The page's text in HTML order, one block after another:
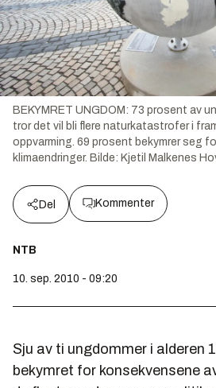
BEKYMRET UNGDOM: 73 prosent av
tror det vil bli flere naturkatastrofer i
oppvarming. 69 prosent bekymrer seg
klimaendringer. Bilde: Kjetil Malkenes
Del Kommenter
NTB
10. sep. 2010 - 09:20
Sju av ti ungdommer i alderen
bekymret for konsekvensene